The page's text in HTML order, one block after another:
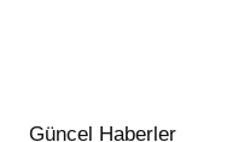
Güncel Haberler